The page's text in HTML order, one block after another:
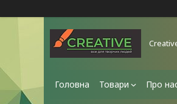
Головна Товари Про